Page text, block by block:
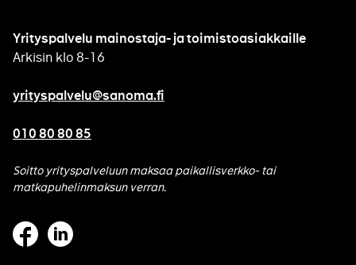
Yrityspalvelu mainostaja- ja toimistoasiakkaille
Arkisin klo 8-16
yrityspalvelu@sanoma.fi
010 80 80 85
Soitto yrityspalveluun maksaa paikallisverkko- tai
matkapuhelinmaksun verran.